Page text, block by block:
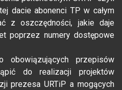
dacie abonenci TP w całym
z oszczędności, jakie daje
poprzez numery dostępowe
przepisów
do realizacji projektów
prezesa URTiP a mogących